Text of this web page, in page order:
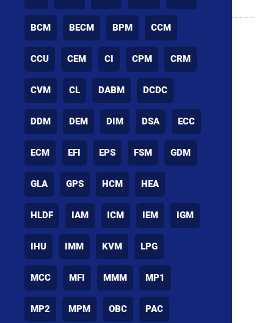
BCM BECM BPM CCM
CCU CEM CI CPM CRM
CVM CL DABM DCDC
DDM DEM DIM DSA ECC
ECM EFI EPS FSM GDM
GLA GPS HCM HEA
HLDF IAM ICM IEM IGM
IHU IMM KVM LPG
MCC MFI MMM MP1
MP2 MPM OBC PAC